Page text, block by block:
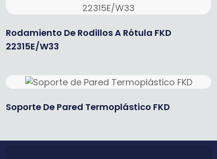
Rodamiento De Rodillos A Rótula FKD
22315E/W33
Soporte De Pared Termoplástico FKD